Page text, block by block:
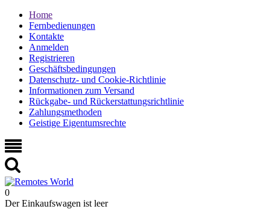
Home
Fernbedienungen
Kontakte
Anmelden
Registrieren
Geschäftsbedingungen
Datenschutz- und Cookie-Richtlinie
Informationen zum Versand
Rückgabe- und Rückerstattungsrichtlinie
Zahlungsmethoden
Geistige Eigentumsrechte
0
Der Einkaufswagen ist leer